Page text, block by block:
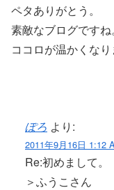
ペタありがとう。
素敵なブログですね。
ココロが温かくな
ぽろ より:
2011年9月16日 1:12
Re:初めまして。
＞ふうこさん